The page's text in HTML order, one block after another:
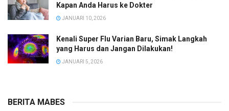
Kapan Anda Harus ke Dokter
JANUARI 10, 2026
Kenali Super Flu Varian Baru, Simak Langkah
yang Harus dan Jangan Dilakukan!
JANUARI 5, 2026
BERITA MABES